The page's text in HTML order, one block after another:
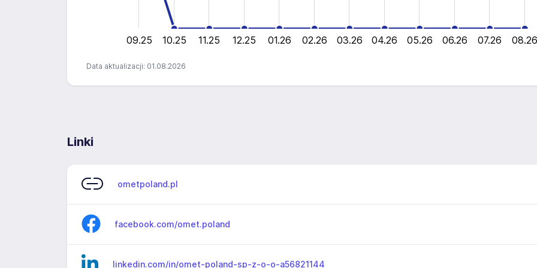
09.25 10.25 11.25 12.25 01.26 02.26 03.26 04.26 05.26 06.26 07.26
Data aktualizacji: 01.08.2026
Linki
ometpoland.pl
facebook.com/omet.poland
linkedin.com/in/omet-poland-sp-z-o-o-a56821144